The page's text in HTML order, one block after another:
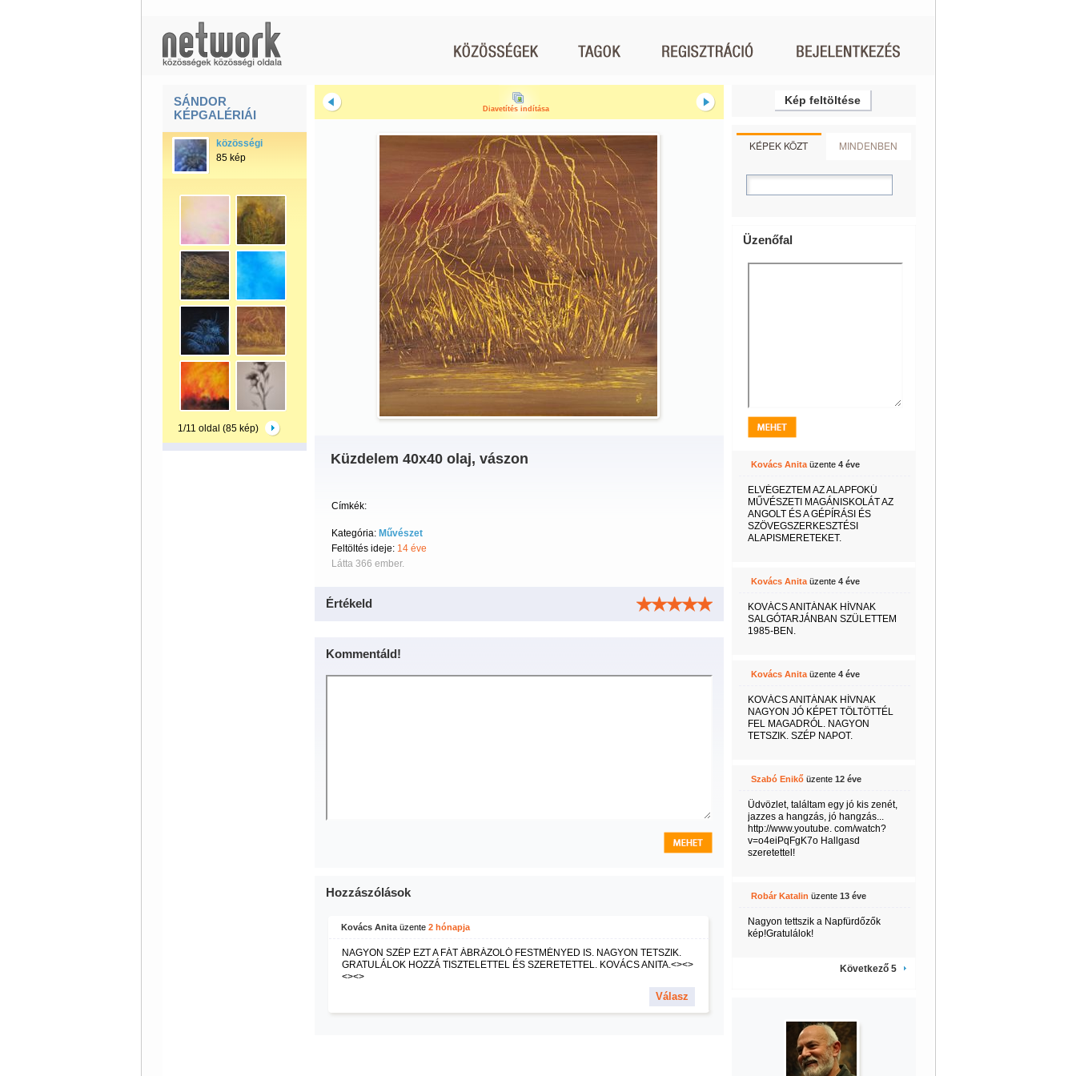
SÁNDOR
KÉPGALÉRIÁI
közösségi
85 kép
1/11 oldal (85 kép)
Diavetítés indítása
Küzdelem 40x40 olaj, vászon
Címkék:
Kategória: Művészet
Feltöltés ideje: 14 éve
Látta 366 ember.
Értékeld
Kommentáld!
Hozzászólások
Kovács Anitaüzente 2 hónapja
NAGYON SZÉP EZT A FÁT ÁBRÁZOLÓ FESTMÉNYED IS. NAGYON TETSZIK.
GRATULÁLOK HOZZÁ TISZTELETTEL ÉS SZERETETTEL. KOVÁCS ANITA.<><>
<><>
Válasz
Kép feltöltése
KÉPEK KÖZT MINDENBEN
Üzenőfal
Kovács Anitaüzente 4 éve
ELVÉGEZTEM AZ ALAPFOKÚ
MŰVÉSZETI MAGÁNISKOLÁT AZ
ANGOLT ÉS A GÉPÍRÁSI ÉS
SZÖVEGSZERKESZTÉSI
ALAPISMERETEKET.
Kovács Anitaüzente 4 éve
KOVÁCS ANITÁNAK HÍVNAK
SALGÓTARJÁNBAN SZÜLETTEM
1985-BEN.
Kovács Anitaüzente 4 éve
KOVÁCS ANITÁNAK HÍVNAK
NAGYON JÓ KÉPET TÖLTÖTTÉL
FEL MAGADRÓL. NAGYON
TETSZIK. SZÉP NAPOT.
Szabó Enikőüzente 12 éve
Üdvözlet, találtam egy jó kis zenét,
jazzes a hangzás, jó hangzás...
http://www.youtube. com/watch?
v=o4eiPqFgK7o Hallgasd
szeretettel!
Robár Katalin üzente 13 éve
Nagyon tettszik a Napfürdőzők
kép!Gratulálok!
Következő 5